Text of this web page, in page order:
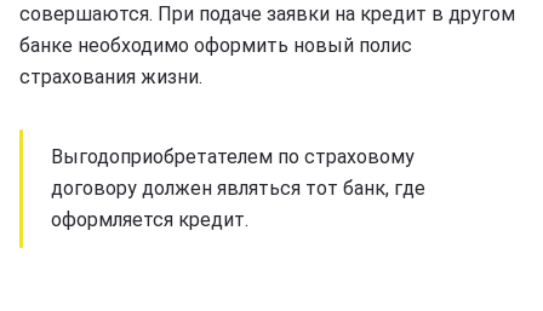
совершаются. При подаче заявки на кредит в другом
банке необходимо оформить новый полис
страхования жизни.
Выгодоприобретателем по страховому
договору должен являться тот банк, где
оформляется кредит.